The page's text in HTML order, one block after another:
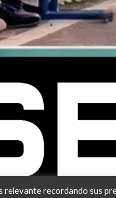
PARA
relevante recordando sus